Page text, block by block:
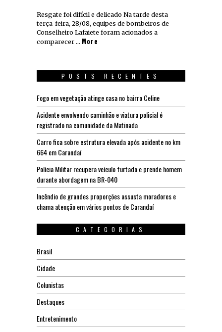
Resgate foi difícil e delicado Na tarde desta
terça-feira, 28/08, equipes de bombeiros de
Conselheiro Lafaiete foram acionados a
comparecer … More
POSTS RECENTES
Fogo em vegetação atinge casa no bairro Celine
Acidente envolvendo caminhão e viatura policial é
registrado na comunidade da Matinada
Carro fica sobre estrutura elevada após acidente no km
664 em Carandaí
Polícia Militar recupera veículo furtado e prende homem
durante abordagem na BR-040
Incêndio de grandes proporções assusta moradores e
chama atenção em vários pontos de Carandaí
CATEGORIAS
Brasil
Cidade
Colunistas
Destaques
Entretenimento